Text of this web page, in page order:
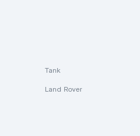
Tank
Land Rover